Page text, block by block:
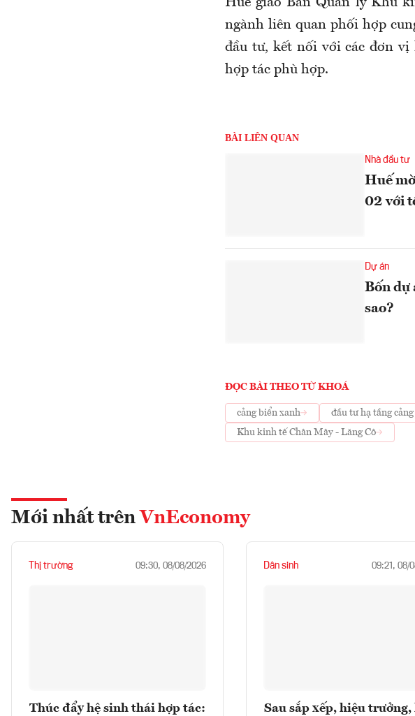
Huế giao Ban Quản lý Khu
ngành liên quan phối hợp
đầu tư, kết nối với các đơn vị
hợp tác phù hợp.
BÀI LIÊN QUAN
Nhà đầu tư
Huế
02 với
Dự án
Bốn dự
sao?
ĐỌC BÀI THEO TỪ KHOÁ
cảng biển xanh đầu tư hạ tầng
Khu kinh tế Chân Mây - Lăng Cô
Mới nhất trên VnEconomy
Thị trường 09:30, 08/08/2026
Thúc đẩy hệ sinh thái hợp tác:
Dân sinh 09:21, 08/
Sau sắp xếp, hiệu trưởng,